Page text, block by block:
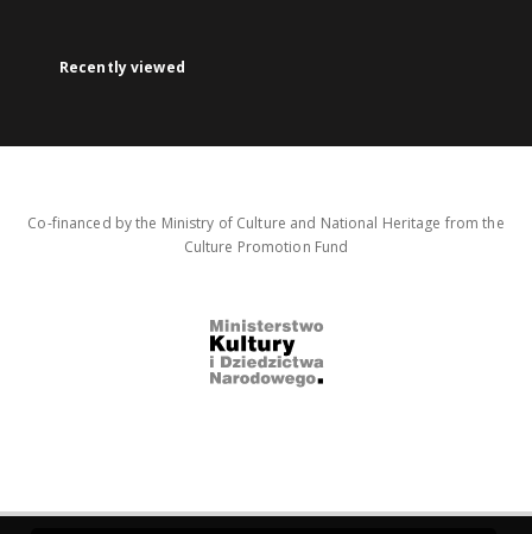
Recently viewed
Co-financed by the Ministry of Culture and National Heritage from the
Culture Promotion Fund